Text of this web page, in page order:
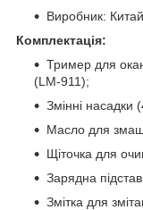
Виробник: Китай.
Комплектація:
Тример для
(LM-911);
Змінні
Масло для
Щіточка для
Зарядна
Змітка для